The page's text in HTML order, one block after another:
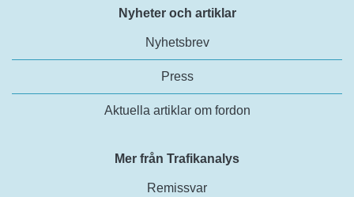
Nyheter och artiklar
Nyhetsbrev
Press
Aktuella artiklar om fordon
Mer från Trafikanalys
Remissvar